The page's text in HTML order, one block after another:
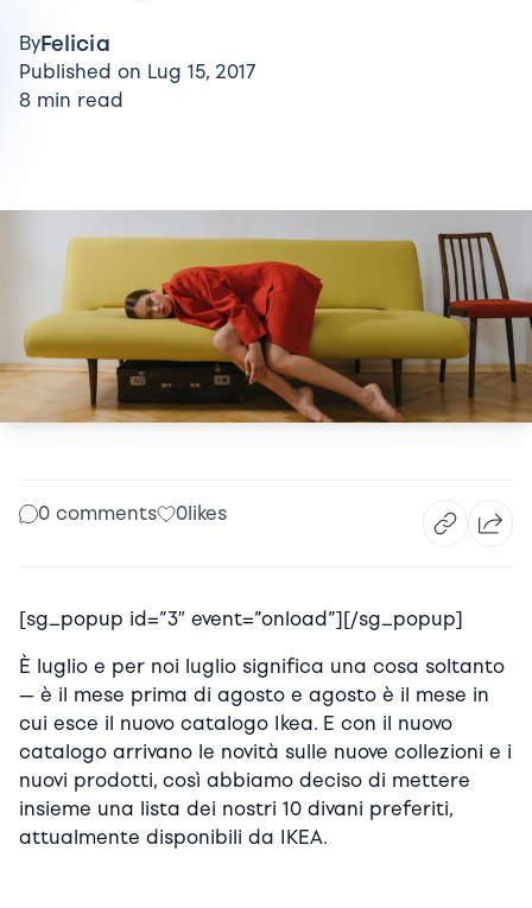
ByFelicia
Published on Lug 15, 2017
8 min read
0 comments 0likes
[sg_popup id=”3″ event=”onload”][/sg_popup]
È luglio e per noi luglio significa una cosa soltanto
— è il mese prima di agosto e agosto è il mese in
cui esce il nuovo catalogo Ikea. E con il nuovo
catalogo arrivano le novità sulle nuove collezioni e i
nuovi prodotti, così abbiamo deciso di mettere
insieme una lista dei nostri 10 divani preferiti,
attualmente disponibili da IKEA.